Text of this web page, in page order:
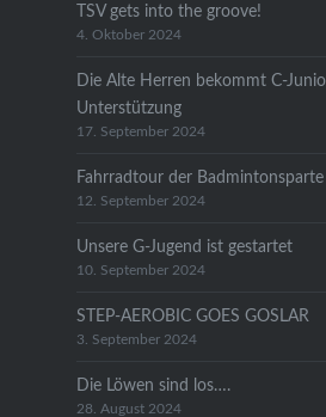
TSV gets into the groove!
4. Oktober 2024
Die Alte Herren bekommt C-
Unterstützung
17. September 2024
Fahrradtour der Badmintonsparte
12. September 2024
Unsere G-Jugend ist gestartet
10. September 2024
STEP-AEROBIC GOES GOSLAR
3. September 2024
Die Löwen sind los….
28. August 2024